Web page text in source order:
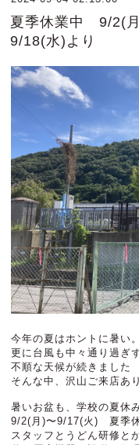
夏季休業中 9/2(
9/18(水)より
今年の夏はホントに暑い。
更に台風も中々通り過ぎず
不順な天候が続きました
そんな中、沢山ご来店あ
暑いお盆も、学校の夏休
9/2(月)〜9/17(火) 夏季休
スタッフとうどん研修と